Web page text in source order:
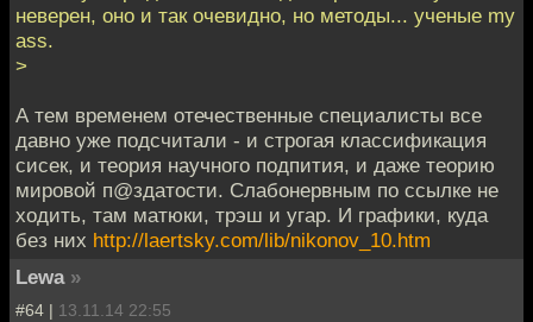
неверен, оно и так очевидно, но методы... ученые my
ass.
>
А тем временем отечественные специалисты все
давно уже подсчитали - и строгая классификация
сисек, и теория научного подпития, и даже теорию
мировой п@здатости. Слабонервным по ссылке не
ходить, там матюки, трэш и угар. И графики, куда
без них http://laertsky.com/lib/nikonov_10.htm
Lewa »
#64 | 13.11.14 22:55